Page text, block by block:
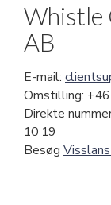
Whistle
AB
E-mail:
Omstilling:
Direkte
10 19
Besøg